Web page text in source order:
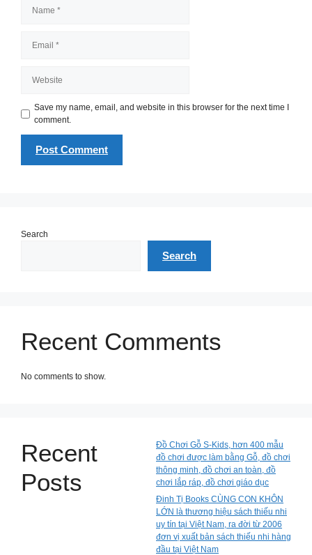
Save my name, email, and website in this browser for the next time I
comment.
Search
Search
Recent Comments
No comments to show.
Recent
Posts
Đồ Chơi Gỗ S-Kids, hơn 400 mẫu
đồ chơi được làm bằng Gỗ, đồ chơi
thông minh, đồ chơi an toàn, đồ
chơi lắp ráp, đồ chơi giáo dục
Đinh Tị Books CÙNG CON KHÔN
LỚN là thương hiệu sách thiếu nhi
uy tín tại Việt Nam, ra đời từ 2006
đơn vị xuất bản sách thiếu nhi hàng
đầu tại Việt Nam